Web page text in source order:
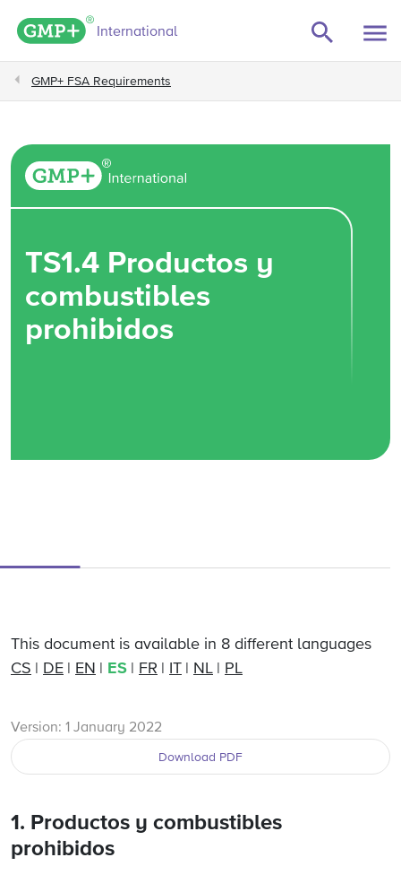
GMP+ logo
International
GMP+ FSA Requirements
TS1.4 Productos y
combustibles
prohibidos
This document is available in 8 different languages
CS
DE EN ES FR IT NL PL
Version: 1 January 2022
Download PDF
1. Productos y combustibles
prohibidos